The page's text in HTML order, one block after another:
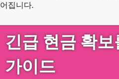
어집니다.
긴급 현금 확
가이드